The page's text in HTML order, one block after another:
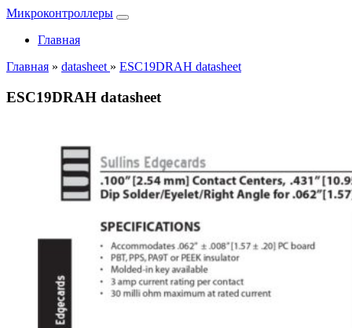
Микроконтроллеры
Главная
Главная » datasheet » ESC19DRAH datasheet
ESC19DRAH datasheet